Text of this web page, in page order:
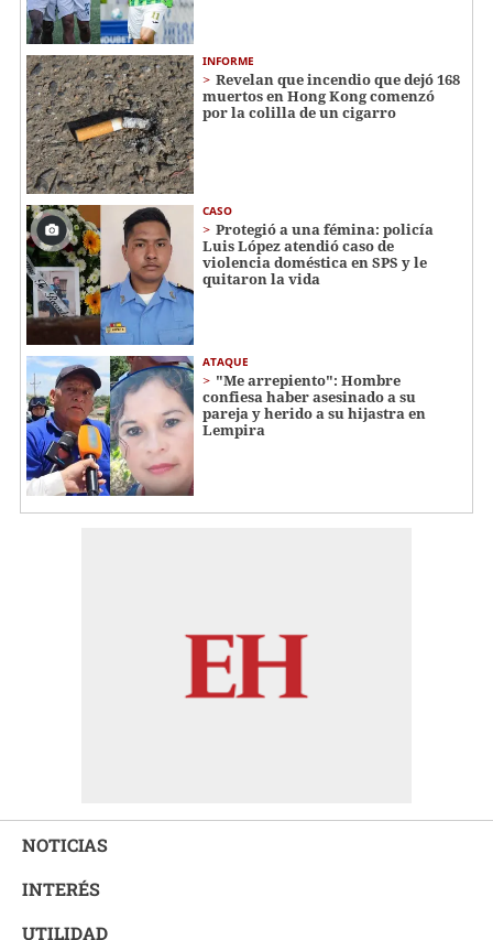
INFORME
Revelan que incendio que dejó 168
muertos en Hong Kong comenzó
por la colilla de un cigarro
CASO
Protegió a una fémina: policía
Luis López atendió caso de
violencia doméstica en SPS y le
quitaron la vida
ATAQUE
"Me arrepiento": Hombre
confiesa haber asesinado a su
pareja y herido a su hijastra en
Lempira
NOTICIAS
INTERÉS
UTILIDAD